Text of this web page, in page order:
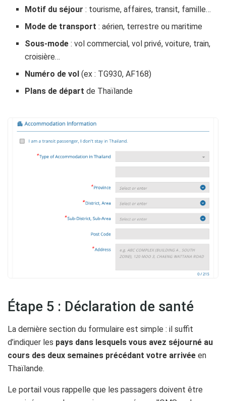
Motif du séjour : tourisme, affaires, transit, famille…
Mode de transport : aérien, terrestre ou maritime
Sous-mode : vol commercial, vol privé, voiture, train,
croisière…
Numéro de vol (ex : TG930, AF168)
Plans de départ de Thaïlande
Étape 5 : Déclaration de santé
La dernière section du formulaire est simple : il suffit
d’indiquer les pays dans lesquels vous avez séjourné au
cours des deux semaines précédant votre arrivée en
Thaïlande.
Le portail vous rappelle que les passagers doivent être